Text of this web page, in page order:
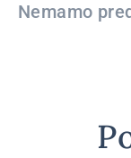
Nemamo